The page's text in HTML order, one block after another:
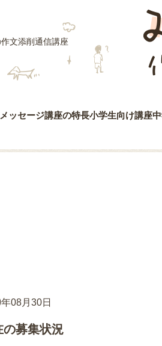
文添削通信講座
メッセージ講座の特長小学生向け講座
08月30日
の募集状況